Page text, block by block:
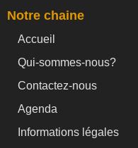
Notre chaine
Accueil
Qui-sommes-nous?
Contactez-nous
Agenda
Informations légales